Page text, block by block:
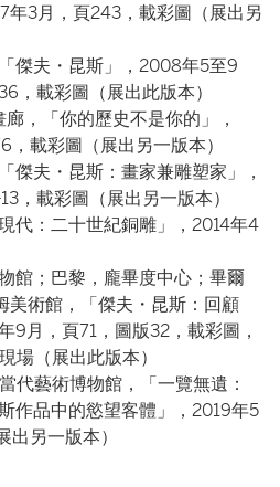
年3月，頁243，載彩圖（展出另
傑夫・昆斯」，2008年5至9
，載彩圖（展出此版本）
，「你的歷史不是你的」，
載彩圖（展出另一版本）
傑夫・昆斯：畫家兼雕塑家」，
，載彩圖（展出另一版本）
代：二十世紀銅雕」，2014年4
館；巴黎，龐畢度中心；畢爾
美術館，「傑夫・昆斯：回顧
9月，頁71，圖版32，載彩圖，
場（展出此版本）
代藝術博物館，「一覽無遺：
作品中的慾望客體」，2019年5
另一版本）